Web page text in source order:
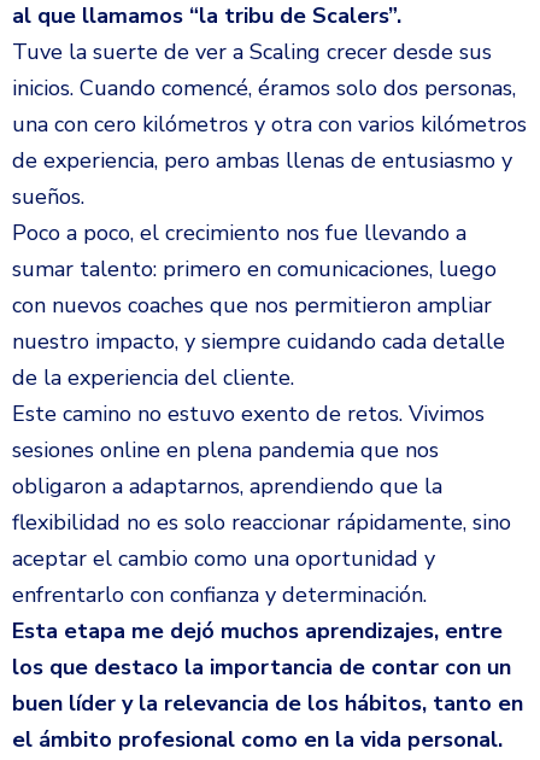
al que llamamos “la tribu de Scalers”.
Tuve la suerte de ver a Scaling crecer desde sus
inicios. Cuando comencé, éramos solo dos personas,
una con cero kilómetros y otra con varios kilómetros
de experiencia, pero ambas llenas de entusiasmo y
sueños.
Poco a poco, el crecimiento nos fue llevando a
sumar talento: primero en comunicaciones, luego
con nuevos coaches que nos permitieron ampliar
nuestro impacto, y siempre cuidando cada detalle
de la experiencia del cliente.
Este camino no estuvo exento de retos. Vivimos
sesiones online en plena pandemia que nos
obligaron a adaptarnos, aprendiendo que la
flexibilidad no es solo reaccionar rápidamente, sino
aceptar el cambio como una oportunidad y
enfrentarlo con confianza y determinación.
Esta etapa me dejó muchos aprendizajes, entre
los que destaco la importancia de contar con un
buen líder y la relevancia de los hábitos, tanto en
el ámbito profesional como en la vida personal.